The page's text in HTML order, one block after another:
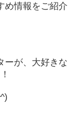
め情報をご紹介
ーが、大好きな